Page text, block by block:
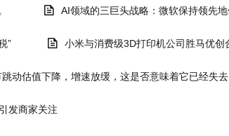
AI领域的三巨头战略：微软保持领先
” 小米与消费级3D打印机公司胜马优创
动估值下降，增速放缓，这是否意味着它已经失
发商家关注